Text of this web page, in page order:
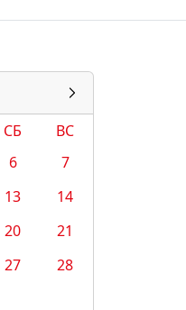
СБ
ВС
6
7
13
14
20
21
27
28